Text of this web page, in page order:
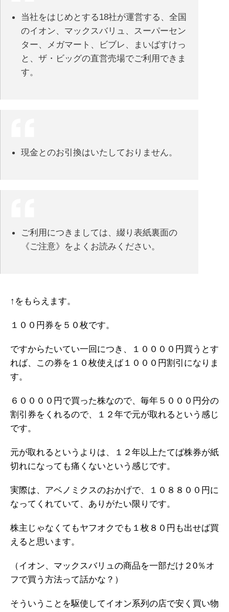
当社をはじめとする18社が運営する、全国
のイオン、マックスバリュ、スーパーセン
ター、メガマート、ビブレ、まいばすけっ
と、ザ・ビッグの直営売場でご利用できま
す。
現金とのお引換はいたしておりません。
ご利用につきましては、綴り表紙裏面の
《ご注意》をよくお読みください。
↑をもらえます。
１００円券を５０枚です。
ですからたいてい一回につき、１００００円買うとす
れば、この券を１０枚使えば１０００円割引になりま
す。
６００００円で買った株なので、毎年５０００円分の
割引券をくれるので、１２年で元が取れるという感じ
です。
元が取れるというよりは、１２年以上たてば株券が紙
切れになっても痛くないという感じです。
実際は、アベノミクスのおかげで、１０８８００円に
なってくれていて、ありがたい限りです。
株主じゃなくてもヤフオクでも１枚８０円も出せば買
えると思います。
（イオン、マックスバリュの商品を一部だけ２0％オ
フで買う方法って話かな？）
そういうことを駆使してイオン系列の店で安く買い物